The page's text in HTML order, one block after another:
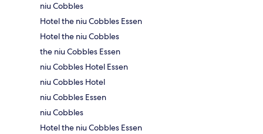
niu Cobbles
Hotel the niu Cobbles Essen
Hotel the niu Cobbles
the niu Cobbles Essen
niu Cobbles Hotel Essen
niu Cobbles Hotel
niu Cobbles Essen
niu Cobbles
Hotel the niu Cobbles Essen